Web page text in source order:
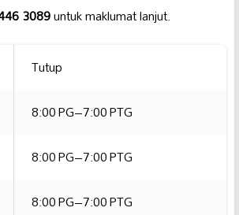
3089untuk maklumat lanjut.
Tutup
8:00 PG–7:00 PTG
8:00 PG–7:00 PTG
8:00 PG–7:00 PTG